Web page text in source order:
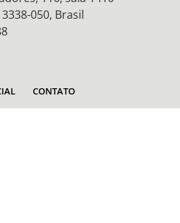
050, Brasil
CONTATO